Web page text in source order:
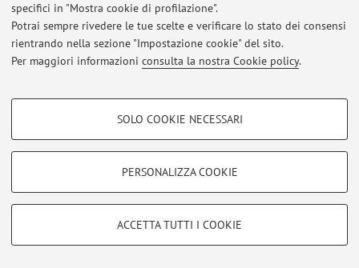
specifici in "Mostra cookie di profilazione".
Potrai sempre rivedere le tue scelte e verificare lo stato dei consensi
rientrando nella sezione "Impostazione cookie" del sito.
Per maggiori informazioni consulta la nostra Cookie policy.
COOKIE DI PROFILAZIONE - FACOLTATIVI
COOKIE TECNICI - NECESSARI
Si tratta di cookie tecnici utilizzati, a titolo esemplificativo, per il corretto
SOLO COOKIE NECESSARI
PERSONALIZZA COOKIE
ACCETTA TUTTI I COOKIE
Area riservata
Accedi tramiteloginper gestire tutti i contenuti del sito.
© 2026 - ALMA MATER STUDIORUM - Università di Bologna - Via
Zamboni, 33 - 40126 Bologna - Partita IVA: 01131710376